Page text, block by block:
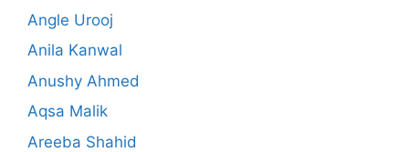
Angle Urooj
Anila Kanwal
Anushy Ahmed
Aqsa Malik
Areeba Shahid